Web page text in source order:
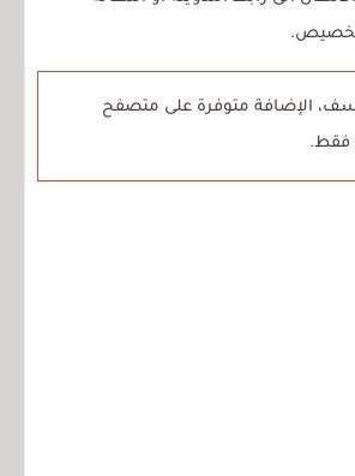
الإضافة متوفرة على متصفح
فقط.